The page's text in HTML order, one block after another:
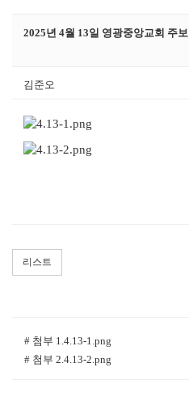
2025년 4월 13일 영광중앙교회 주보
김준오
리스트
# 첨부 1.4.13-1.png
# 첨부 2.4.13-2.png